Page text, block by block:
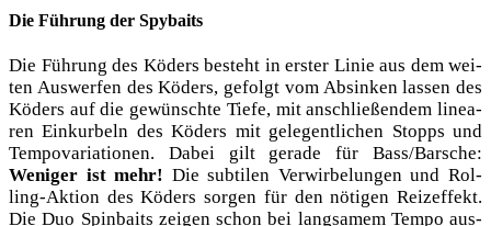
Die Führung der Spybaits
Die Füh­rung des Köders besteht in ers­ter Linie aus dem wei­
ten Aus­wer­fen des Köders, gefolgt vom Absin­ken las­sen des
Köders auf die gewünsch­te Tie­fe, mit anschlie­ßen­dem linea­
ren Ein­kur­beln des Köders mit gele­gent­li­chen Stopps und
Tem­po­va­ria­tio­nen. Dabei gilt gera­de für Bass/Barsche:
Weni­ger ist mehr! Die sub­ti­len Ver­wir­be­lun­gen und Rol­
ling-Akti­on des Köders sor­gen für den nöti­gen Reiz­ef­fekt.
Die Duo Spin­baits zei­gen schon bei lang­sa­mem Tem­po aus­